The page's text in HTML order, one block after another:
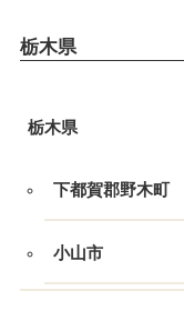
栃木県
栃木県
下都賀郡野木町
小山市